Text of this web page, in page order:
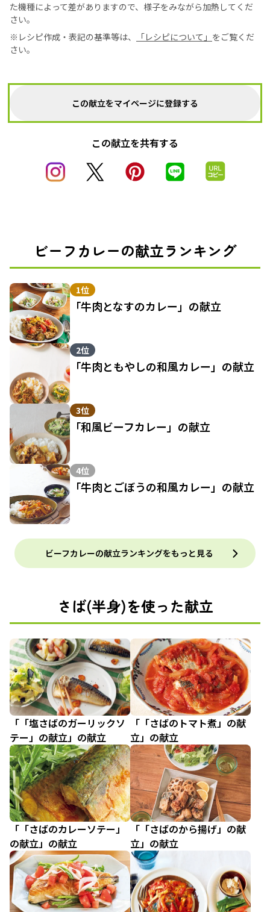
た機種によって差がありますので、様子をみながら加熱してくだ
さい。
※レシピ作成・表記の基準等は、
「レシピについて」 をご覧くだ
さい。
この献立をマイページに登録する
この献立を共有する
ビーフカレーの献立ランキング
1位
「牛肉となすのカレー」の献立
2位
「牛肉ともやしの和風カレー」の献立
3位
「和風ビーフカレー」の献立
4位
「牛肉とごぼうの和風カレー」の献立
ビーフカレーの献立ランキングをもっと見る
さば(半身)を使った献立
「「塩さばのガーリックソ
テー」の献立」の献立
「「さばのトマト煮」の献
立」の献立
「「さばのカレーソテー」
の献立」の献立
「「さばのから揚げ」の献
立」の献立